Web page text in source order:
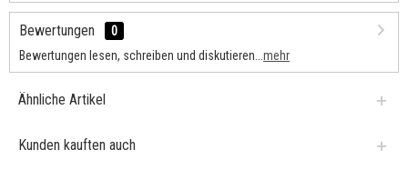
Bewertungen
0
Bewertungen lesen, schreiben und diskutieren... mehr
Ähnliche Artikel
Kunden kauften auch